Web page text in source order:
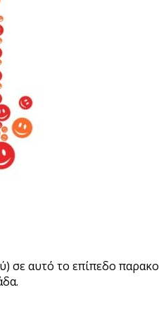
σε αυτό το επίπεδο